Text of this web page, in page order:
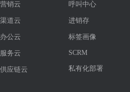
营销云
渠道云
办公云
服务云
供应链云
呼叫中心
进销存
标签画像
SCRM
私有化部署